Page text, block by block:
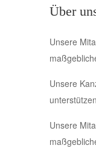
Über
Unsere
Unsere
Unsere